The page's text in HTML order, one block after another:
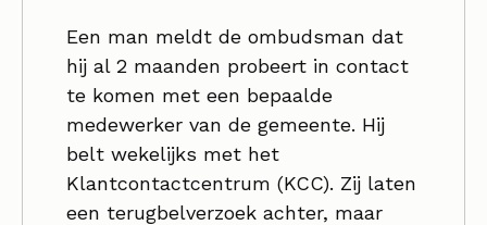
Een man meldt de ombudsman dat
hij al 2 maanden probeert in contact
te komen met een bepaalde
medewerker van de gemeente. Hij
belt wekelijks met het
Klantcontactcentrum (KCC). Zij laten
een terugbelverzoek achter, maar